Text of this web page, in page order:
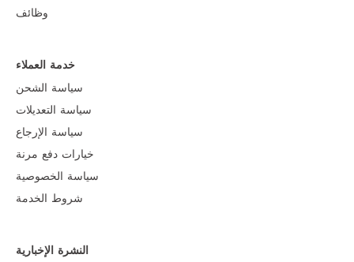
وظائف
خدمة العملاء
سياسة الشحن
سياسة التعديلات
سياسة الإرجاع
خيارات دفع مرنة
سياسة الخصوصية
شروط الخدمة
النشرة الإخبارية